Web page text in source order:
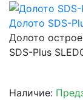
Долото SDS-
Долото
SDS-Plus
Наличие: